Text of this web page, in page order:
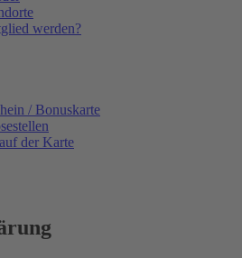
werden?
/ Bonuskarte
der Karte